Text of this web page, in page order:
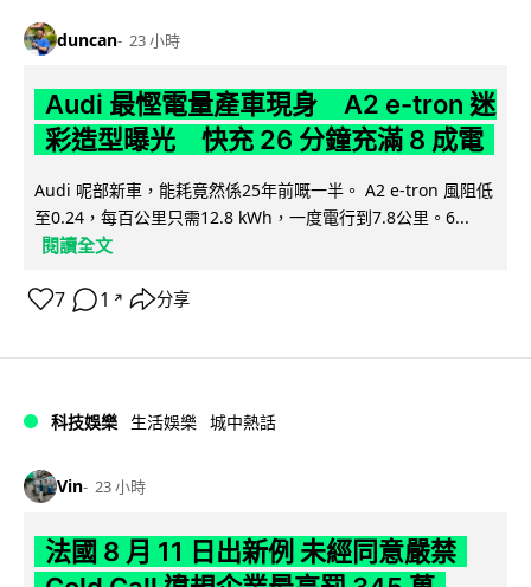
duncan 23 小時
Audi 最慳電量產車現身 A2 e-tron 迷
彩造型曝光 快充 26 分鐘充滿 8 成電
Audi 呢部新車，能耗竟然係25年前嘅一半。 A2 e-tron 風阻低
至0.24，每百公里只需12.8 kWh，一度電行到7.8公里。6...
閱讀全文
7 1 ↗ 分享
科技娛樂 生活娛樂 城中熱話
Vin 23 小時
法國 8 月 11 日出新例 未經同意嚴禁